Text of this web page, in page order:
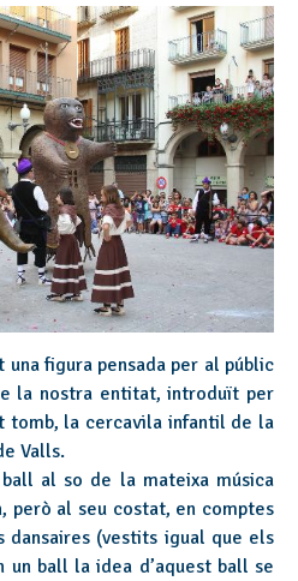
una figura pensada per al públic
la nostra entitat, introduït per
tomb, la cercavila infantil de la
Valls.
al so de la mateixa música
però al seu costat, en comptes
dansaires (vestits igual que els
un ball la idea d’aquest ball se